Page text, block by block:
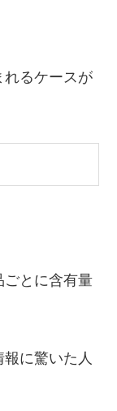
れるケースが
ごとに含有量
に驚いた人